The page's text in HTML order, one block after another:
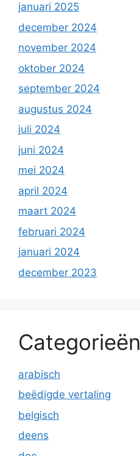
januari 2025
december 2024
november 2024
oktober 2024
september 2024
augustus 2024
juli 2024
juni 2024
mei 2024
april 2024
maart 2024
februari 2024
januari 2024
december 2023
Categorieën
arabisch
beëdigde vertaling
belgisch
deens